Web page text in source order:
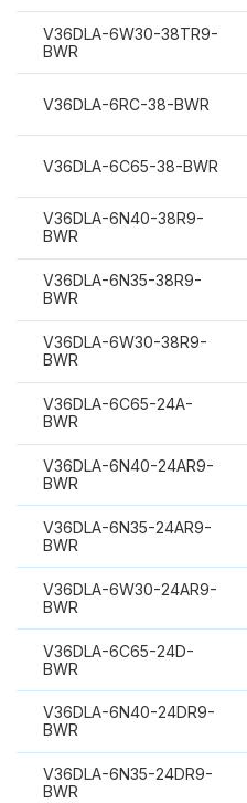
V36DLA-6W30-38TR9-
BWR
V36DLA-6RC-38-BWR
V36DLA-6C65-38-BWR
V36DLA-6N40-38R9-
BWR
V36DLA-6N35-38R9-
BWR
V36DLA-6W30-38R9-
BWR
V36DLA-6C65-24A-
BWR
V36DLA-6N40-24AR9-
BWR
V36DLA-6N35-24AR9-
BWR
V36DLA-6W30-24AR9-
BWR
V36DLA-6C65-24D-
BWR
V36DLA-6N40-24DR9-
BWR
V36DLA-6N35-24DR9-
BWR